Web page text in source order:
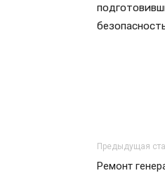
Предыдущая
Ремонт